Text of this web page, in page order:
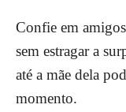
Confie em
sem estragar a
até a mãe dela
momento.